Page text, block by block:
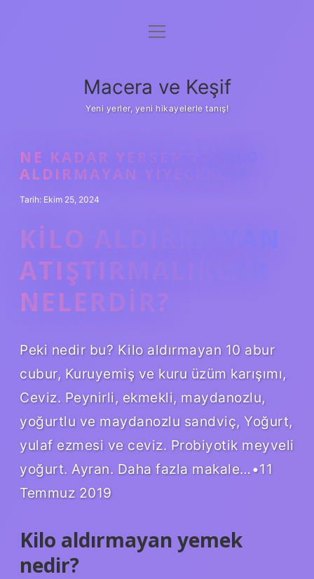
Anasayfa
Yasal Uyarı
menüyü
Macera ve Keşif
Yeni yerler, yeni hikayelerle tanış!
NE KADAR YERSEN YE KILO
ALDIRMAYAN YIYECEKLER
Tarih: Ekim 25, 2024
KILO ALDIRMAYAN
ATIŞTIRMALIKLAR
NELERDIR?
Peki nedir bu? Kilo aldırmayan 10 abur
cubur, Kuruyemiş ve kuru üzüm karışımı,
Ceviz. Peynirli, ekmekli, maydanozlu,
yoğurtlu ve maydanozlu sandviç, Yoğurt,
yulaf ezmesi ve ceviz. Probiyotik meyveli
yoğurt. Ayran. Daha fazla makale…•11
Temmuz 2019
Kilo aldırmayan yemek
nedir?